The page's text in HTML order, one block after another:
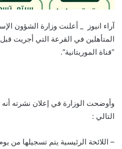
آراء انيوز _ أعلنت وزارة الشؤون
المتأهلين في القرعة التي أجريت
“قناة الموريتانية”.
وأوضحت الوزارة في إعلان نشرته
التالي :